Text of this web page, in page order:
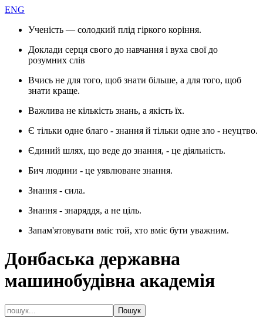
ENG
Ученість — солодкий плід гіркого коріння.
Доклади серця свого до навчання і вуха свої до
розумних слів
Вчись не для того, щоб знати більше, а для того, щоб
знати краще.
Важлива не кількість знань, а якість їх.
Є тільки одне благо - знання й тільки одне зло - неуцтво.
Єдиний шлях, що веде до знання, - це діяльність.
Бич людини - це уявлюване знання.
Знання - сила.
Знання - знаряддя, а не ціль.
Запам'ятовувати вміє той, хто вміє бути уважним.
Донбаська державна
машинобудівна академія